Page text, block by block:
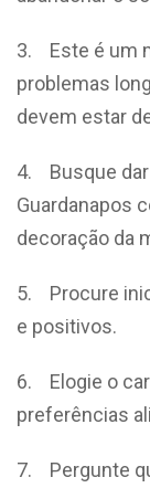
3. Este é um
problemas
devem estar
4. Busque
Guardanapos
decoração da
5. Procure
e positivos.
6. Elogie o
preferências
7. Pergunte